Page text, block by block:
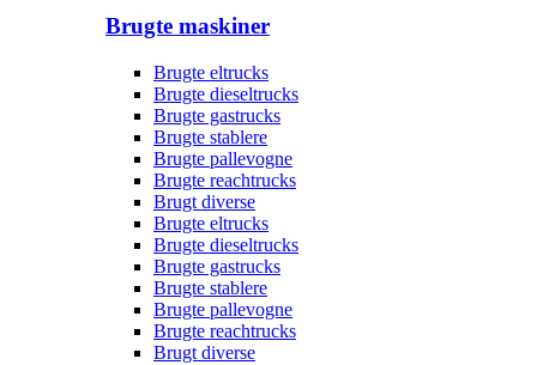
Brugte maskiner
Brugte eltrucks
Brugte dieseltrucks
Brugte gastrucks
Brugte stablere
Brugte pallevogne
Brugte reachtrucks
Brugt diverse
Brugte eltrucks
Brugte dieseltrucks
Brugte gastrucks
Brugte stablere
Brugte pallevogne
Brugte reachtrucks
Brugt diverse